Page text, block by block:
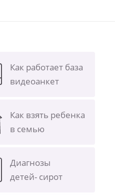
Как работает база
видеоанкет
Как взять ребенка
в семью
Диагнозы
детей- сирот